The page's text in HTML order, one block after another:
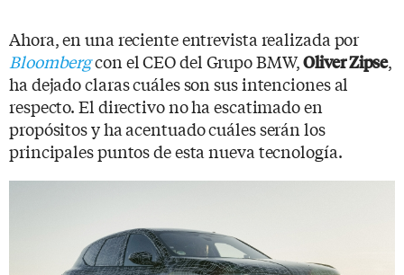
Ahora, en una reciente entrevista realizada por
Bloombergcon el CEO del Grupo BMW,Oliver Zipse,
ha dejado claras cuáles son sus intenciones al
respecto. El directivo no ha escatimado en
propósitos y ha acentuado cuáles serán los
principales puntos de esta nueva tecnología.